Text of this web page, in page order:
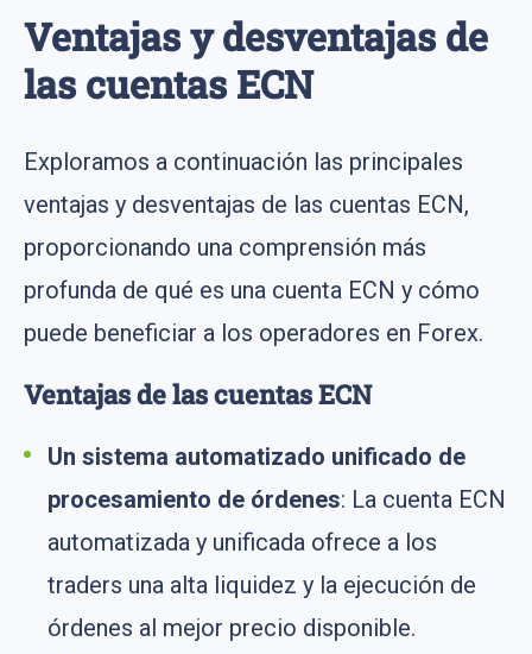
Ventajas y desventajas de
las cuentas ECN
Exploramos a continuación las principales
ventajas y desventajas de las cuentas ECN,
proporcionando una comprensión más
profunda de qué es una cuenta ECN y cómo
puede beneficiar a los operadores en Forex.
Ventajas de las cuentas ECN
Un sistema automatizado unificado de
procesamiento de órdenes: La cuenta ECN
automatizada y unificada ofrece a los
traders una alta liquidez y la ejecución de
órdenes al mejor precio disponible.